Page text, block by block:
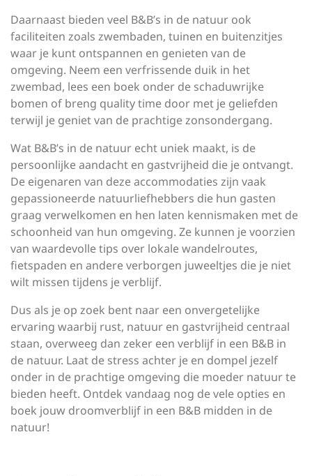
Daarnaast bieden veel B&B’s in de natuur ook
faciliteiten zoals zwembaden, tuinen en buitenzitjes
waar je kunt ontspannen en genieten van de
omgeving. Neem een verfrissende duik in het
zwembad, lees een boek onder de schaduwrijke
bomen of breng quality time door met je geliefden
terwijl je geniet van de prachtige zonsondergang.
Wat B&B’s in de natuur echt uniek maakt, is de
persoonlijke aandacht en gastvrijheid die je ontvangt.
De eigenaren van deze accommodaties zijn vaak
gepassioneerde natuurliefhebbers die hun gasten
graag verwelkomen en hen laten kennismaken met de
schoonheid van hun omgeving. Ze kunnen je voorzien
van waardevolle tips over lokale wandelroutes,
fietspaden en andere verborgen juweeltjes die je niet
wilt missen tijdens je verblijf.
Dus als je op zoek bent naar een onvergetelijke
ervaring waarbij rust, natuur en gastvrijheid centraal
staan, overweeg dan zeker een verblijf in een B&B in
de natuur. Laat de stress achter je en dompel jezelf
onder in de prachtige omgeving die moeder natuur te
bieden heeft. Ontdek vandaag nog de vele opties en
boek jouw droomverblijf in een B&B midden in de
natuur!